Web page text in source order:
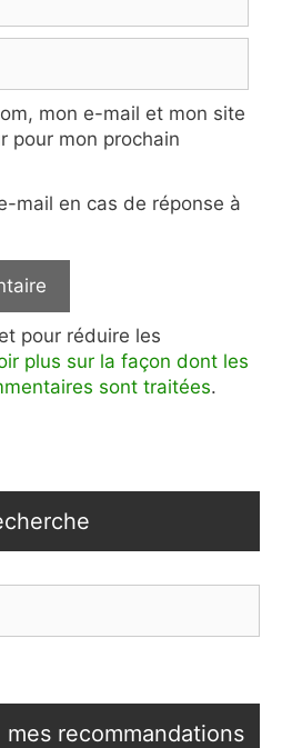
mon e-mail et mon site
pour mon prochain
mail en cas de réponse à
pour réduire les
plus sur la façon dont les
sont traitées.
recommandations